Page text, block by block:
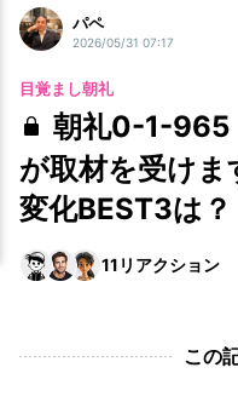
パペ
2026/05/31 07:17
目覚まし朝礼
朝礼0-1-965
が取材を受け
変化BEST3は？
11 リアクション
この